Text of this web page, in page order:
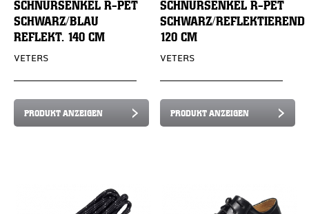
SCHNÜRSENKEL R-PET
SCHWARZ/BLAU
REFLEKT. 140 CM
VETERS
PRODUKT ANZEIGEN
SCHNÜRSENKEL R-PET
SCHWARZ/REFLEKTIEREND
120 CM
VETERS
PRODUKT ANZEIGEN